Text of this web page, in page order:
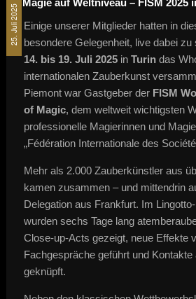
25. Juli 2025
Einige unserer Mitglieder hatten in
besondere Gelegenheit, live dabei
14. bis 19. Juli 2025in Turindas
internationalen Zauberkunst
Piemont war Gastgeber der FISM
of Magic, dem weltweit wichtigsten
professionelle Magierinnen und
„Fédération Internationale des
Mehr als 2.000 Zauberkünstler aus
kamen zusammen – und mittendrin
Delegation aus Frankfurt. Im
wurden sechs Tage lang
Close-up-Acts gezeigt, neue Effekte
Fachgespräche geführt und Kontakte
geknüpft.